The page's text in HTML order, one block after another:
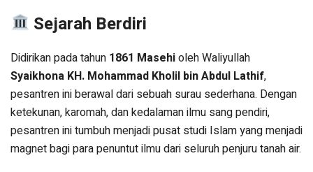
Sejarah Berdiri
Didirikan pada tahun 1861 Masehioleh Waliyullah
Syaikhona KH. Mohammad Kholil bin Abdul Lathif,
pesantren ini berawal dari sebuah surau sederhana. Dengan
ketekunan, karomah, dan kedalaman ilmu sang pendiri,
pesantren ini tumbuh menjadi pusat studi Islam yang menjadi
magnet bagi para penuntut ilmu dari seluruh penjuru tanah air.